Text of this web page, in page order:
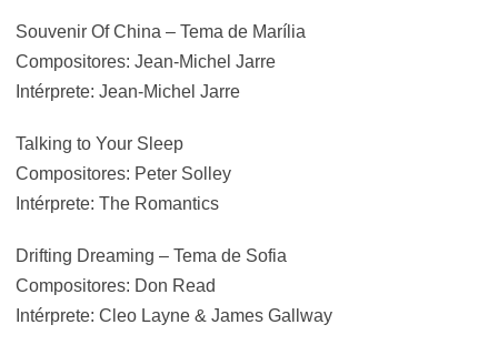
Souvenir Of China – Tema de Marília
Compositores: Jean-Michel Jarre
Intérprete: Jean-Michel Jarre
Talking to Your Sleep
Compositores: Peter Solley
Intérprete: The Romantics
Drifting Dreaming – Tema de Sofia
Compositores: Don Read
Intérprete: Cleo Layne & James Gallway